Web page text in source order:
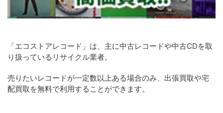
「エコストアレコード」は、主に中古レコードや中古CDを取
り扱っているリサイクル業者。
売りたいレコードが一定数以上ある場合のみ、出張買取や宅
配買取を無料で利用することができます。